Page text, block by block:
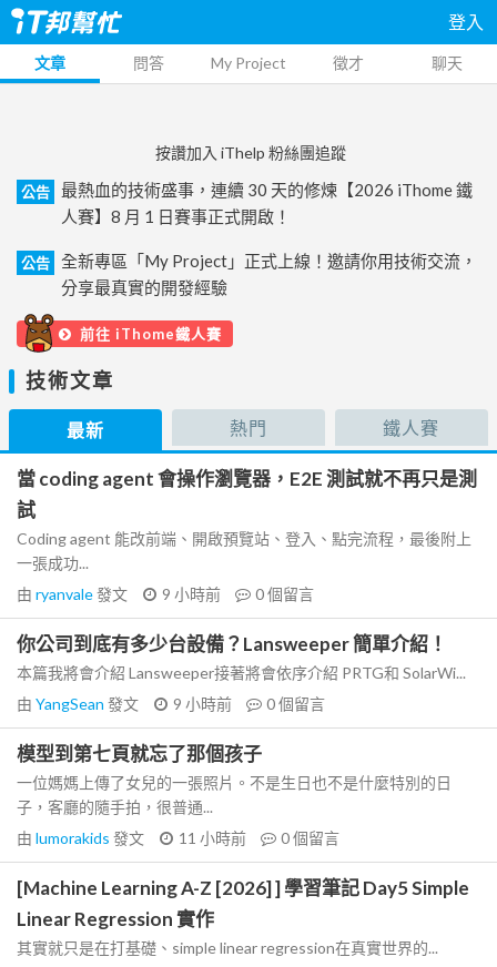
登入
文章 問答 My Project 徵才 聊天
按讚加入 iThelp 粉絲團追蹤
公告
最熱血的技術盛事，連續 30 天的修煉【2026 iThome 鐵
人賽】8 月 1 日賽事正式開啟！
公告
全新專區「My Project」正式上線！邀請你用技術交流，
分享最真實的開發經驗
前往 iThome鐵人賽
技術文章
最新 熱門 鐵人賽
當 coding agent 會操作瀏覽器，E2E 測試就不再只是測
試
Coding agent 能改前端、開啟預覽站、登入、點完流程，最後附上
一張成功...
由 ryanvale發文 9 小時前 0個留言
你公司到底有多少台設備？Lansweeper 簡單介紹！
本篇我將會介紹 Lansweeper接著將會依序介紹 PRTG和 SolarWi...
由 YangSean 發文 9 小時前 0個留言
模型到第七頁就忘了那個孩子
一位媽媽上傳了女兒的一張照片。不是生日也不是什麼特別的日
子，客廳的隨手拍，很普通...
由 lumorakids 發文 11 小時前 0個留言
[Machine Learning A-Z [2026] ] 學習筆記 Day5 Simple
Linear Regression 實作
其實就只是在打基礎、simple linear regression在真實世界的...